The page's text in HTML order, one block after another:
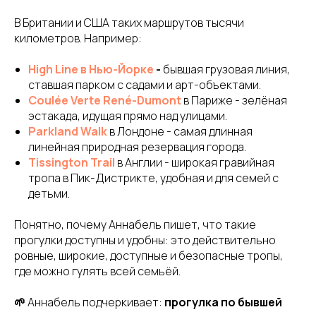
В Британии и США таких маршрутов тысячи
километров. Например:
High Line в Нью-Йорке - бывшая грузовая линия,
ставшая парком с садами и арт-объектами.
Coulée Verte René-Dumontв Париже - зелёная
эстакада, идущая прямо над улицами.
Parkland Walkв Лондоне - самая длинная
линейная природная резервация города.
Tissington Trail в Англии - широкая гравийная
тропа в Пик-Дистрикте, удобная и для семей с
детьми.
Понятно, почему Аннабель пишет, что такие
прогулки доступны и удобны: это действительно
ровные, широкие, доступные и безопасные тропы,
где можно гулять всей семьёй.
🌱Аннабель подчеркивает: прогулка по бывшей